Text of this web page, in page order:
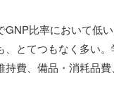
比率において低い
、とてつもなく多い
持費、備品・消耗品